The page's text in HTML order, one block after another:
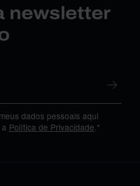
newsletter
dados pessoais aqui
Política de Privacidade .*